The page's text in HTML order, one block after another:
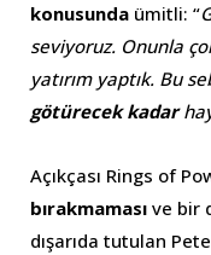
konusunda ümitli: “
seviyoruz. Onunla
yatırım yaptık. Bu
götürecek kadar
Açıkçası Rings of
bırakmaması ve bir
dışarıda tutulan